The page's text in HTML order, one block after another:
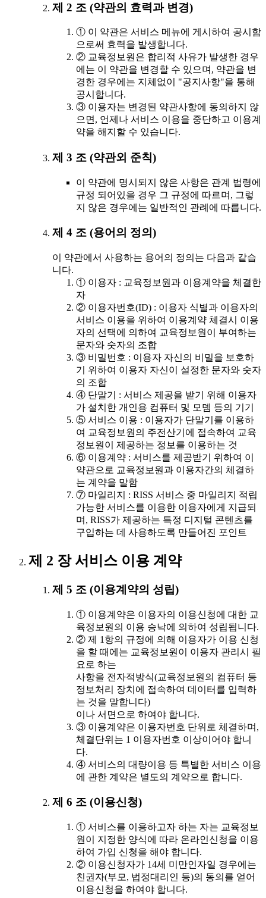
제 2 조 (약관의 효력과 변경)
① 이 약관은 서비스 메뉴에 게시하여 공시함
으로써 효력을 발생합니다.
② 교육정보원은 합리적 사유가 발생한 경우
에는 이 약관을 변경할 수 있으며, 약관을 변
경한 경우에는 지체없이 "공지사항"을 통해
공시합니다.
③ 이용자는 변경된 약관사항에 동의하지 않
으면, 언제나 서비스 이용을 중단하고 이용계
약을 해지할 수 있습니다.
제 3 조 (약관외 준칙)
이 약관에 명시되지 않은 사항은 관계 법령에
규정 되어있을 경우 그 규정에 따르며, 그렇
지 않은 경우에는 일반적인 관례에 따릅니다.
제 4 조 (용어의 정의)
이 약관에서 사용하는 용어의 정의는 다음과 같습
니다.
① 이용자 : 교육정보원과 이용계약을 체결한
자
② 이용자번호(ID) : 이용자 식별과 이용자의
서비스 이용을 위하여 이용계약 체결시 이용
자의 선택에 의하여 교육정보원이 부여하는
문자와 숫자의 조합
③ 비밀번호 : 이용자 자신의 비밀을 보호하
기 위하여 이용자 자신이 설정한 문자와 숫자
의 조합
④ 단말기 : 서비스 제공을 받기 위해 이용자
가 설치한 개인용 컴퓨터 및 모뎀 등의 기기
⑤ 서비스 이용 : 이용자가 단말기를 이용하
여 교육정보원의 주전산기에 접속하여 교육
정보원이 제공하는 정보를 이용하는 것
⑥ 이용계약 : 서비스를 제공받기 위하여 이
약관으로 교육정보원과 이용자간의 체결하
는 계약을 말함
⑦ 마일리지 : RISS 서비스 중 마일리지 적립
가능한 서비스를 이용한 이용자에게 지급되
며, RISS가 제공하는 특정 디지털 콘텐츠를
구입하는 데 사용하도록 만들어진 포인트
제 2 장 서비스 이용 계약
제 5 조 (이용계약의 성립)
① 이용계약은 이용자의 이용신청에 대한 교
육정보원의 이용 승낙에 의하여 성립됩니다.
② 제 1항의 규정에 의해 이용자가 이용 신청
을 할 때에는 교육정보원이 이용자 관리시 필
요로 하는
사항을 전자적방식(교육정보원의 컴퓨터 등
정보처리 장치에 접속하여 데이터를 입력하
는 것을 말합니다)
이나 서면으로 하여야 합니다.
③ 이용계약은 이용자번호 단위로 체결하며,
체결단위는 1 이용자번호 이상이어야 합니
다.
④ 서비스의 대량이용 등 특별한 서비스 이용
에 관한 계약은 별도의 계약으로 합니다.
제 6 조 (이용신청)
① 서비스를 이용하고자 하는 자는 교육정보
원이 지정한 양식에 따라 온라인신청을 이용
하여 가입 신청을 해야 합니다.
② 이용신청자가 14세 미만인자일 경우에는
친권자(부모, 법정대리인 등)의 동의를 얻어
이용신청을 하여야 합니다.